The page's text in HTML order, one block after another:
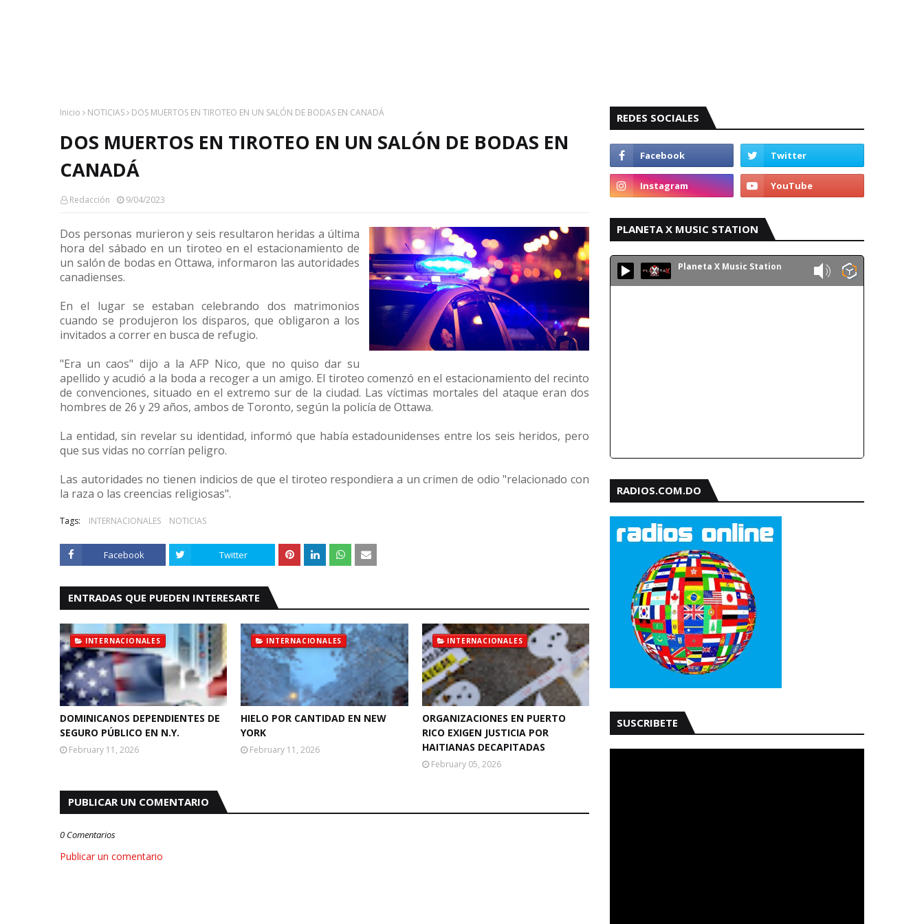
Inicio NOTICIAS DOS MUERTOS EN TIROTEO EN UN SALÓN DE BODAS EN CANADÁ
DOS MUERTOS EN TIROTEO EN UN SALÓN DE BODAS EN
CANADÁ
Redacción 9/04/2023
Dos personas murieron y seis resultaron heridas a última
hora del sábado en un tiroteo en el estacionamiento de
un salón de bodas en Ottawa, informaron las autoridades
canadienses.
En el lugar se estaban celebrando dos matrimonios
cuando se produjeron los disparos, que obligaron a los
invitados a correr en busca de refugio.
"Era un caos" dijo a la AFP Nico, que no quiso dar su
apellido y acudió a la boda a recoger a un amigo. El tiroteo comenzó en el estacionamiento del recinto
de convenciones, situado en el extremo sur de la ciudad. Las víctimas mortales del ataque eran dos
hombres de 26 y 29 años, ambos de Toronto, según la policía de Ottawa.
La entidad, sin revelar su identidad, informó que había estadounidenses entre los seis heridos, pero
que sus vidas no corrían peligro.
Las autoridades no tienen indicios de que el tiroteo respondiera a un crimen de odio "relacionado con
la raza o las creencias religiosas".
Tags: INTERNACIONALES NOTICIAS
Facebook Twitter
ENTRADAS QUE PUEDEN INTERESARTE
INTERNACIONALES
DOMINICANOS DEPENDIENTES DE
SEGURO PÚBLICO EN N.Y.
February 11, 2026
INTERNACIONALES
HIELO POR CANTIDAD EN NEW
YORK
February 11, 2026
INTERNACIONALES
ORGANIZACIONES EN PUERTO
RICO EXIGEN JUSTICIA POR
HAITIANAS DECAPITADAS
February 05, 2026
PUBLICAR UN COMENTARIO
0 Comentarios
Publicar un comentario
REDES SOCIALES
PLANETA X MUSIC STATION
Planeta X Music Station
RADIOS.COM.DO
SUSCRIBETE